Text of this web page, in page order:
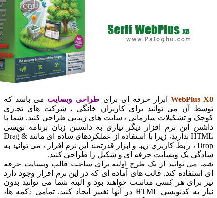
ابزار حرفه ای برایطراحی وبسایتمی باشد که
آن می توانید برای کاربران خانگی ، شرکت های تجاری
و تشکیلات سازمانی ، سایت های زیبایی طراحی کنید. شما با
این نرم افزار دیگر نیازی به دانستن زبان برنامه نویسی
HTML ندارید، زیرا با استفاده از عملکردهای ساده ای مانند Drag &
Drop ، رابط کاربری زیبا و ابزار قدرتمند این نرم افزار ، می توانید به
یک وبسایت حرفه ای و شکیل را طراحی کنید.
توانید از یک طرح اولیه برای ساخت قالب وبسایت حرفه
کند. قالب های آماده ای که در این نرم افزار وجود دارد
هر کسی مناسب خواهند بود و البته شما می توانید بدون
نیاز به کدنویسی HTML در آنها تغییر ایجاد کنید. تمامی دکمه ها،